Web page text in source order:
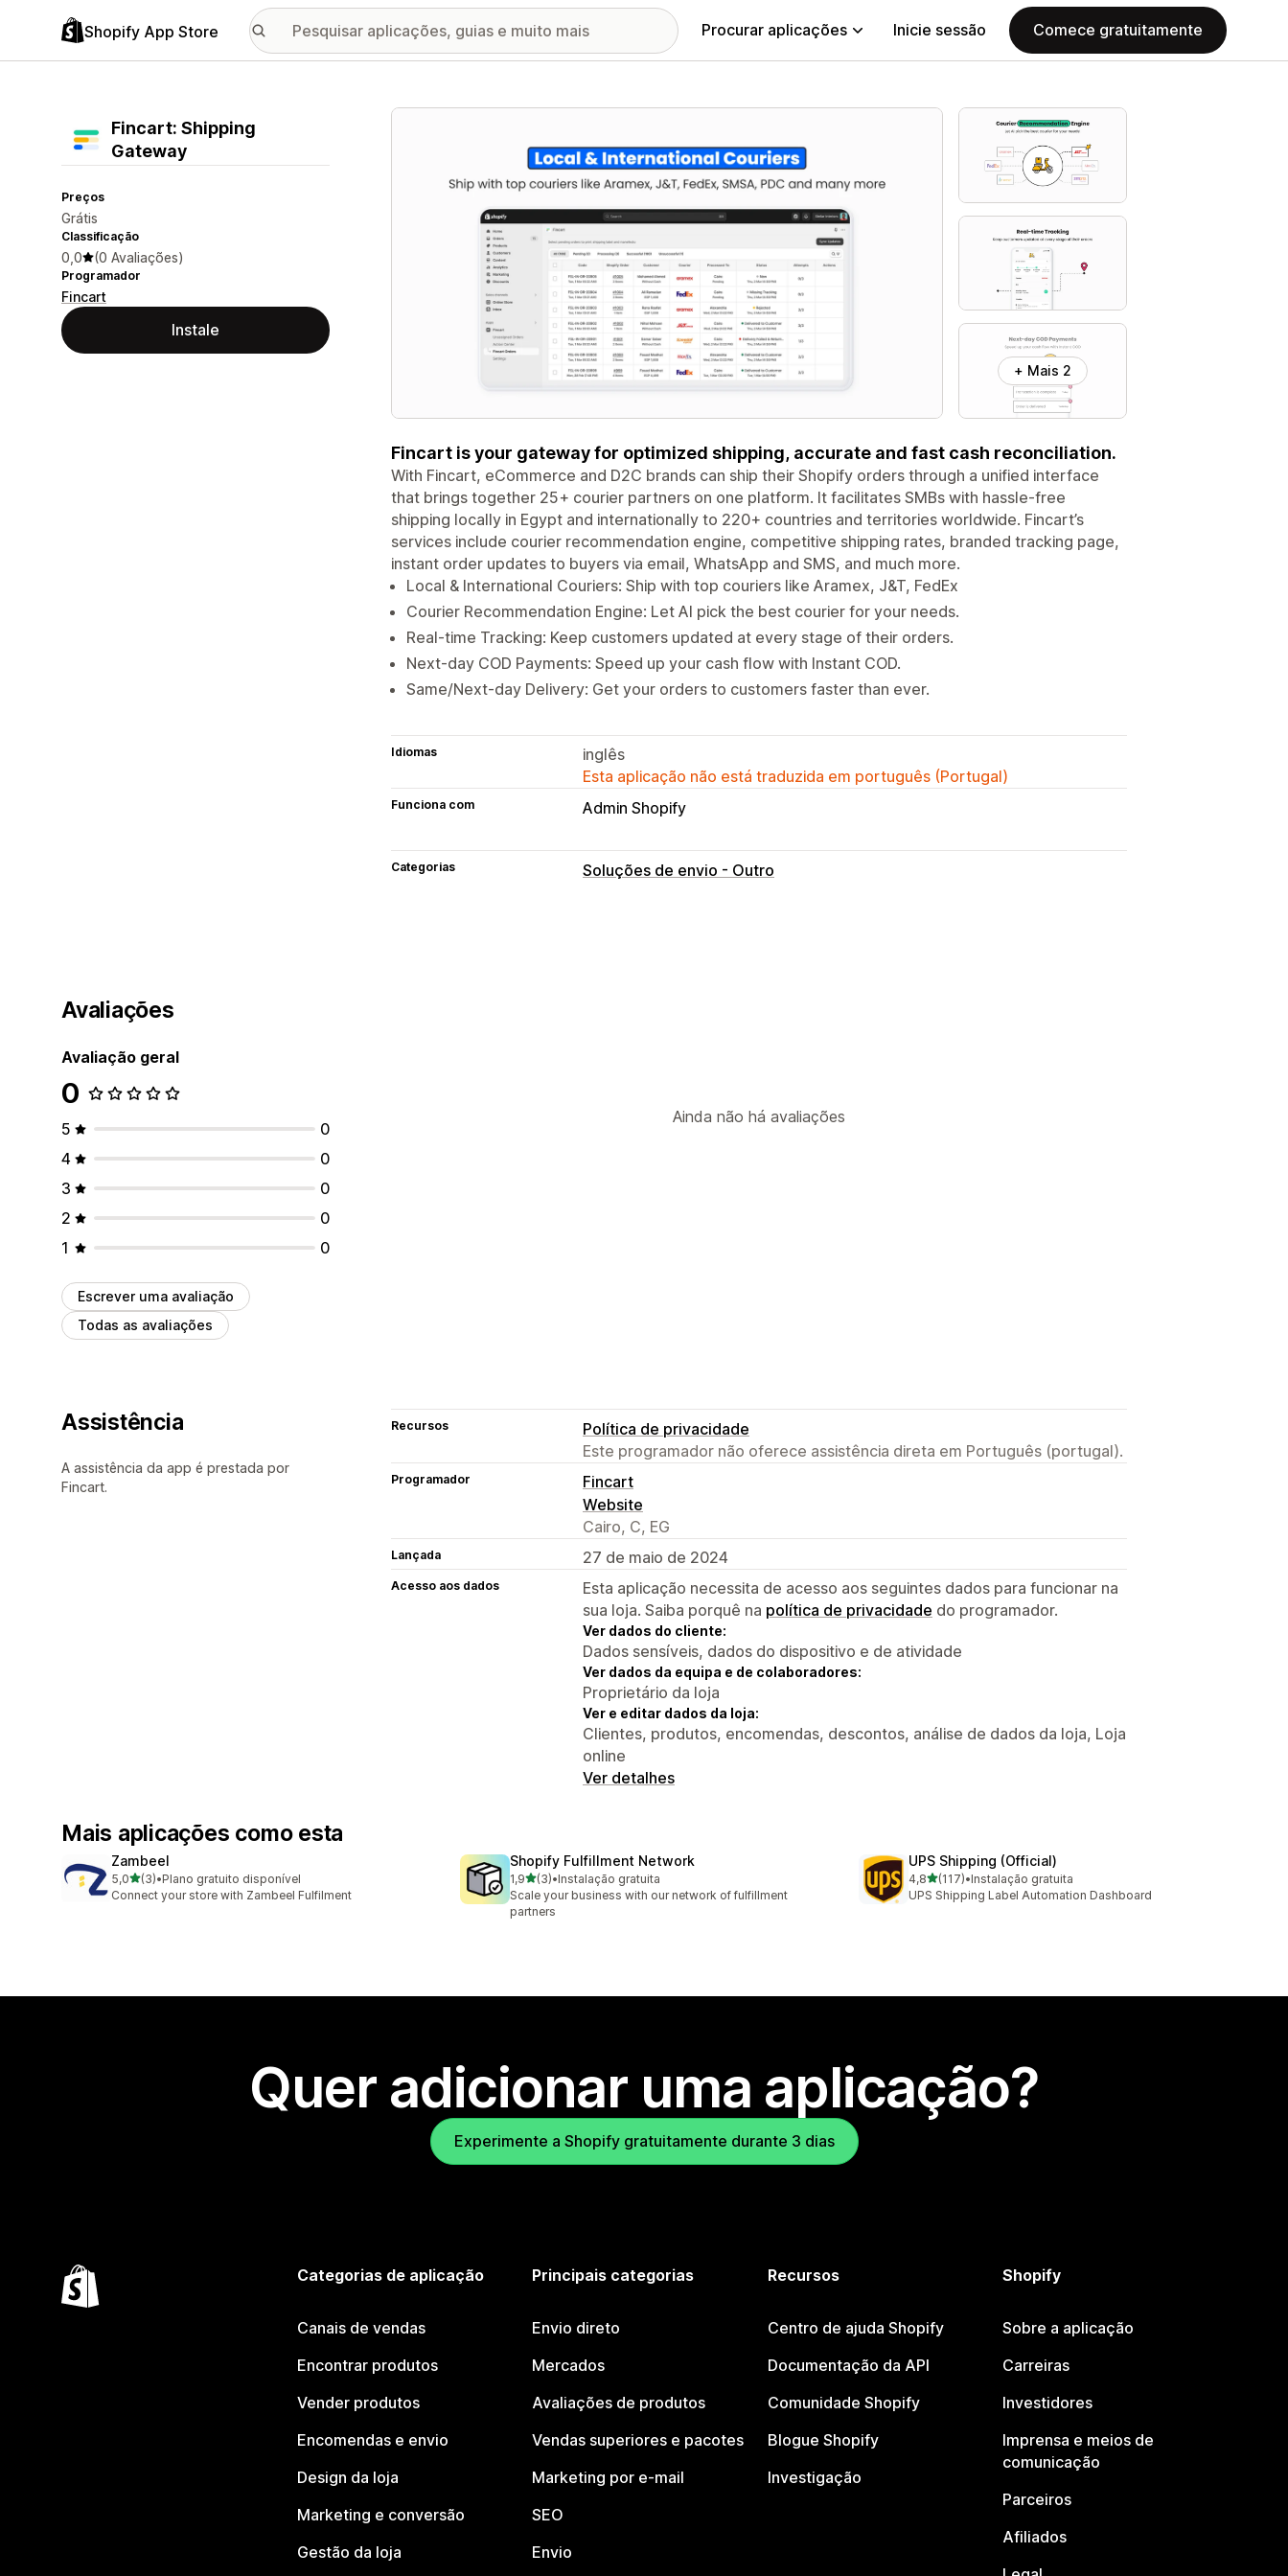
Shopify App Store Procurar aplicações Inicie sessão Comece gratuitamente
Fincart: Shipping
Gateway
Preços
Grátis
Classificação
0,0 (0 Avaliações)
Programador
Fincart
Instale
Galeria de imagens em destaque
+ Mais 2
Fincart is your gateway for optimized shipping, accurate and fast cash reconciliation.
With Fincart, eCommerce and D2C brands can ship their Shopify orders through a unified interface
that brings together 25+ courier partners on one platform. It facilitates SMBs with hassle-free
shipping locally in Egypt and internationally to 220+ countries and territories worldwide. Fincart’s
services include courier recommendation engine, competitive shipping rates, branded tracking page,
instant order updates to buyers via email, WhatsApp and SMS, and much more.
Local & International Couriers: Ship with top couriers like Aramex, J&T, FedEx
Courier Recommendation Engine: Let AI pick the best courier for your needs.
Real-time Tracking: Keep customers updated at every stage of their orders.
Next-day COD Payments: Speed up your cash flow with Instant COD.
Same/Next-day Delivery: Get your orders to customers faster than ever.
Idiomas
inglês
Esta aplicação não está traduzida em português (Portugal)
Funciona com Admin Shopify
Categorias Soluções de envio - Outro
Avaliações
Avaliação geral
0
5
0
4
0
3
0
2
0
1
0
Escrever uma avaliação
Todas as avaliações
Ainda não há avaliações
Assistência
A assistência da app é prestada por
Fincart.
Recursos
Política de privacidade
Este programador não oferece assistência direta em Português (portugal).
Programador
Fincart
Website
Cairo, C, EG
Lançada 27 de maio de 2024
Acesso aos dados
Esta aplicação necessita de acesso aos seguintes dados para funcionar na
sua loja. Saiba porquê na política de privacidade do programador.
Ver dados do cliente:
Dados sensíveis, dados do dispositivo e de atividade
Ver dados da equipa e de colaboradores:
Proprietário da loja
Ver e editar dados da loja:
Clientes, produtos, encomendas, descontos, análise de dados da loja, Loja
online
Ver detalhes
Mais aplicações como esta
Zambeel
5,0de 5 estrelas
(3)
3 total de avaliações
•Plano gratuito disponível
Connect your store with Zambeel Fulfilment
Shopify Fulfillment Network
1,9de 5 estrelas
(3)
3 total de avaliações
•Instalação gratuita
Scale your business with our network of fulfillment
partners
UPS Shipping (Official)
4,8de 5 estrelas
(117)
117 total de avaliações
•Instalação gratuita
UPS Shipping Label Automation Dashboard
Quer adicionar uma aplicação?
Experimente a Shopify gratuitamente durante 3 dias
Categorias de aplicação
Canais de vendas
Encontrar produtos
Vender produtos
Encomendas e envio
Design da loja
Marketing e conversão
Gestão da loja
Principais categorias
Envio direto
Mercados
Avaliações de produtos
Vendas superiores e pacotes
Marketing por e-mail
SEO
Envio
Recursos
Centro de ajuda Shopify
Documentação da API
Comunidade Shopify
Blogue Shopify
Investigação
Shopify
Sobre a aplicação
Carreiras
Investidores
Imprensa e meios de
comunicação
Parceiros
Afiliados